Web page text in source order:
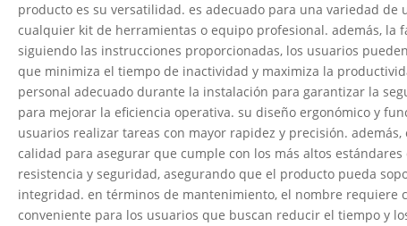
producto es su versatilidad. es adecuado para una variedad de
cualquier kit de herramientas o equipo profesional. además, la
siguiendo las instrucciones proporcionadas, los usuarios
que minimiza el tiempo de inactividad y maximiza la
personal adecuado durante la instalación para garantizar la
para mejorar la eficiencia operativa. su diseño ergonómico y
usuarios realizar tareas con mayor rapidez y precisión.
calidad para asegurar que cumple con los más altos
resistencia y seguridad, asegurando que el producto pueda
integridad. en términos de mantenimiento, el nombre requiere
conveniente para los usuarios que buscan reducir el tiempo y